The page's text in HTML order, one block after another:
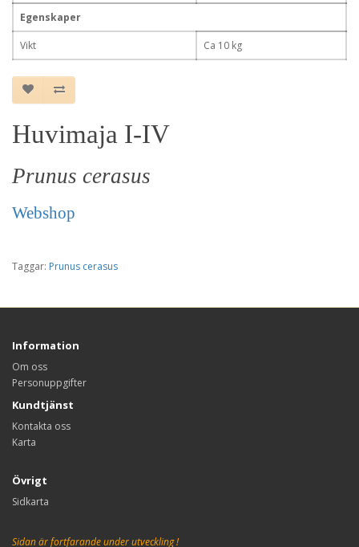
Egenskaper
Vikt Ca 10 kg
Huvimaja I-IV
Prunus cerasus
Webshop
Taggar: Prunus cerasus
Information
Om oss
Personuppgifter
Kundtjänst
Kontakta oss
Karta
Övrigt
Sidkarta
Sidan är fortfarande under utveckling !